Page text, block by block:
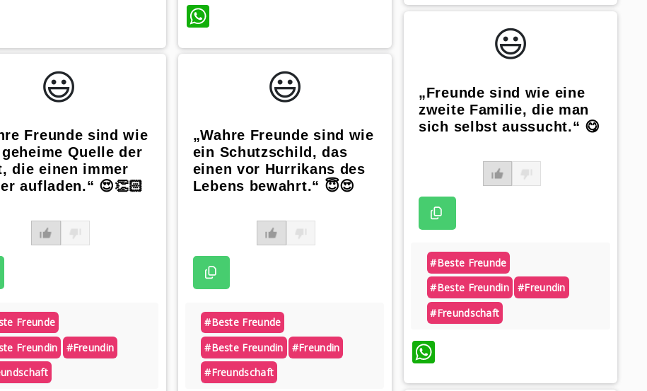
😃️
Freunde sind wie
Quelle der
die einen immer
aufladen.“ 😍👏🏻
Freunde
Freundin
#freundin
😃️
„Wahre Freunde sind wie
ein Schutzschild, das
einen vor Hurrikans des
Lebens bewahrt.“ 😇😍
#beste Freunde
#beste Freundin
#freundin
#freundschaft
😃️
„Freunde sind wie eine
zweite Familie, die man
sich selbst aussucht.“ 😋
#beste Freunde
#beste Freundin
#freundin
#freundschaft